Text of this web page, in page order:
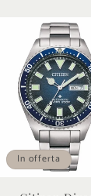
In offerta